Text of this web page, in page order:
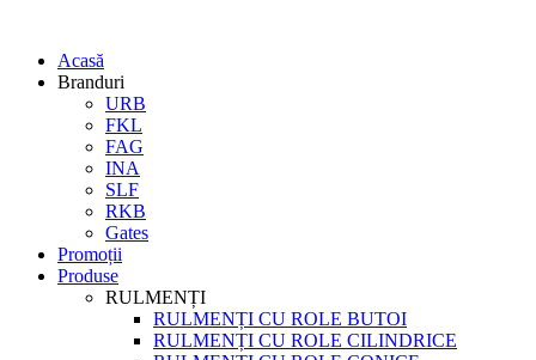
Acasă
Branduri
URB
FKL
FAG
INA
SLF
RKB
Gates
Promoții
Produse
RULMENȚI
RULMENȚI CU ROLE BUTOI
RULMENȚI CU ROLE CILINDRICE